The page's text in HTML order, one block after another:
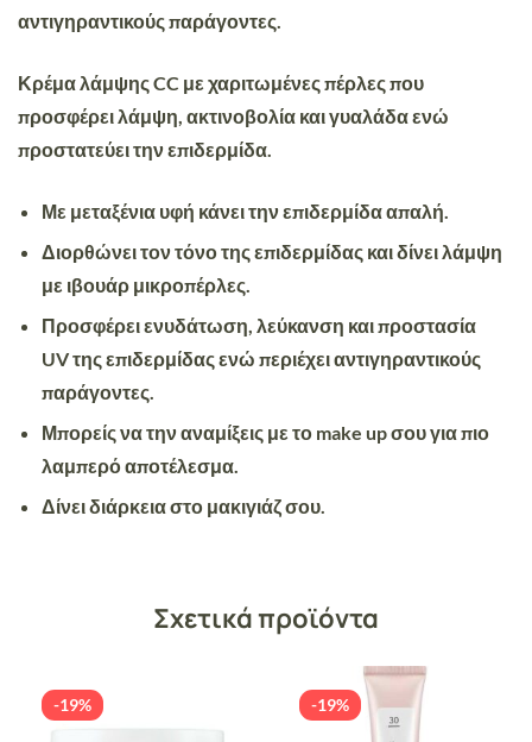
αντιγηραντικούς παράγοντες.
Κρέμα λάμψης CC με χαριτωμένες πέρλες που
προσφέρει λάμψη, ακτινοβολία και γυαλάδα ενώ
προστατεύει την επιδερμίδα.
Με μεταξένια υφή κάνει την επιδερμίδα απαλή.
Διορθώνει τον τόνο της επιδερμίδας και δίνει λάμψη
με ιβουάρ μικροπέρλες.
Προσφέρει ενυδάτωση, λεύκανση και προστασία
UV της επιδερμίδας ενώ περιέχει αντιγηραντικούς
παράγοντες.
Μπορείς να την αναμίξεις με το make up σου για πιο
λαμπερό αποτέλεσμα.
Δίνει διάρκεια στο μακιγιάζ σου.
Σχετικά προϊόντα
-19% -19%